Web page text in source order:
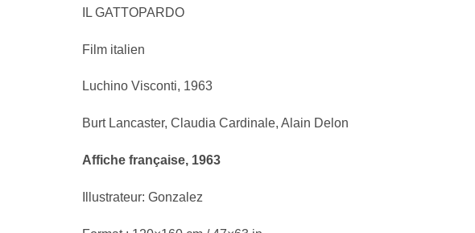
IL GATTOPARDO
Film italien
Luchino Visconti, 1963
Burt Lancaster, Claudia Cardinale, Alain Delon
Affiche française, 1963
Illustrateur: Gonzalez